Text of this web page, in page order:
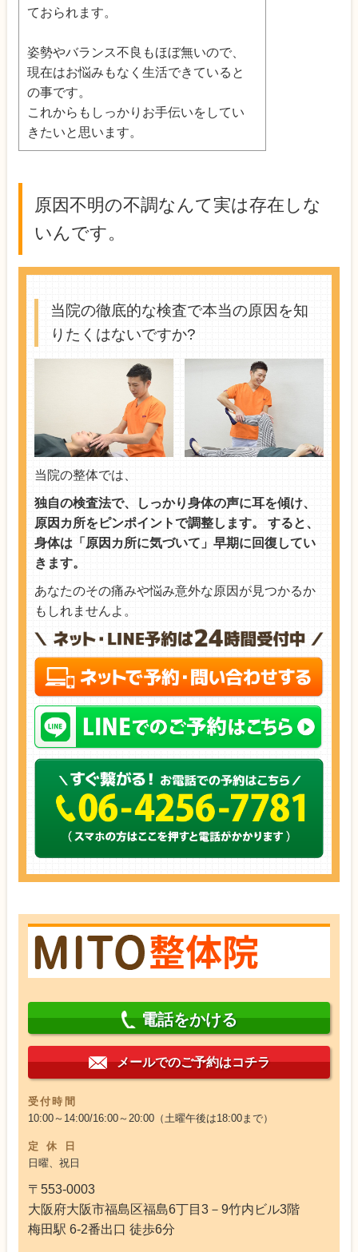
ておられます。
姿勢やバランス不良もほぼ無いので、
現在はお悩みもなく生活できていると
の事です。
これからもしっかりお手伝いをしてい
きたいと思います。
原因不明の不調なんて実は存在しな
いんです。
当院の徹底的な検査で本当の原因を知
りたくはないですか?
当院の整体では、
独自の検査法で、しっかり身体の声に耳を傾け、
原因カ所をピンポイントで調整します。 すると、
身体は「原因カ所に気づいて」早期に回復してい
きます。
あなたのその痛みや悩み意外な原因が見つかるか
もしれませんよ。
電話をかける
メールでのご予約はコチラ
受付時間
10:00～14:00/16:00～20:00（土曜午後は18:00まで）
定休日
日曜、祝日
〒553-0003
大阪府大阪市福島区福島6丁目3－9竹内ビル3階
梅田駅 6-2番出口 徒歩6分